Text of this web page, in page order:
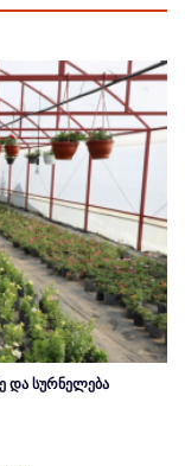
და სურნელება